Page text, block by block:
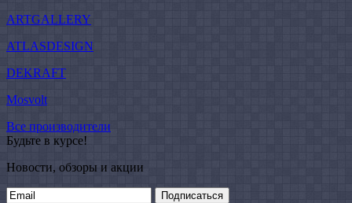
ARTGALLERY
ATLASDESIGN
DEKRAFT
Mosvolt
Все производители
Будьте в курсе!
Новости, обзоры и акции
Подписаться